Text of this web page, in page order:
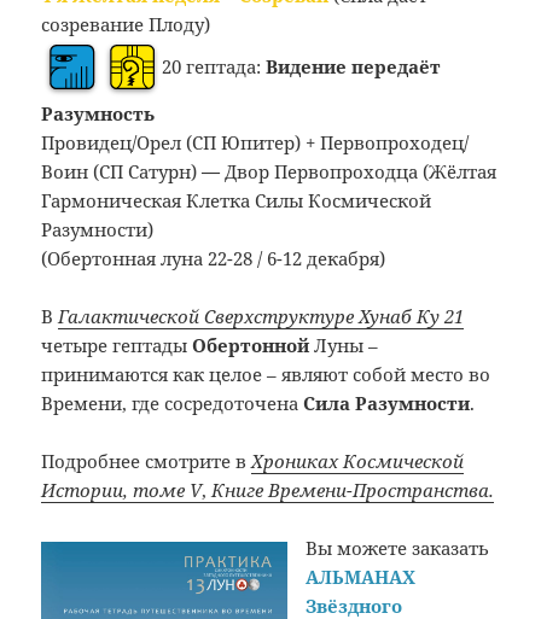
созревание Плоду)
20 гептада:Видение передаёт
Разумность
Провидец/Орел (СП Юпитер) + Первопроходец/
Воин (СП Сатурн)— Двор Первопроходца (Жёлтая
Гармоническая Клетка Силы Космической
Разумности)
(Обертонная луна 22-28 / 6-12 декабря)
В Галактической Сверхструктуре Хунаб Ку 21
четыре гептадыОбертонной Луны –
принимаются как целое – являют собой место во
Времени, где сосредоточенаСила Разумности.
Подробнее смотрите вХрониках Космической
Истории, томе V, Книге Времени-Пространства.
Вы можете заказать
АЛЬМАНАХ
Звёздного